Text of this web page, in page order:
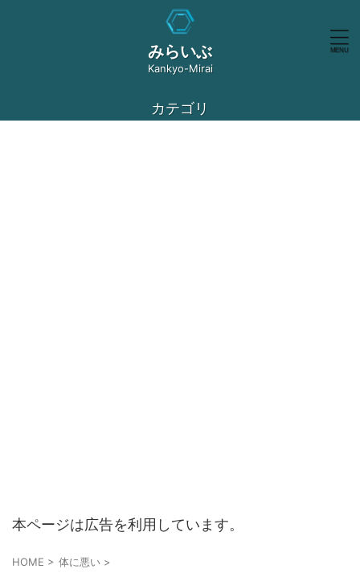
みらいぶ
Kankyo-Mirai
カテゴリ
本ページは広告を利用しています。
HOME > 体に悪い >